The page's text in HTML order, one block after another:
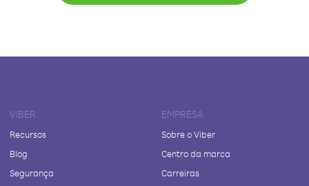
VIBER
Recursos
Blog
Segurança
EMPRESA
Sobre o Viber
Centro da marca
Carreiras